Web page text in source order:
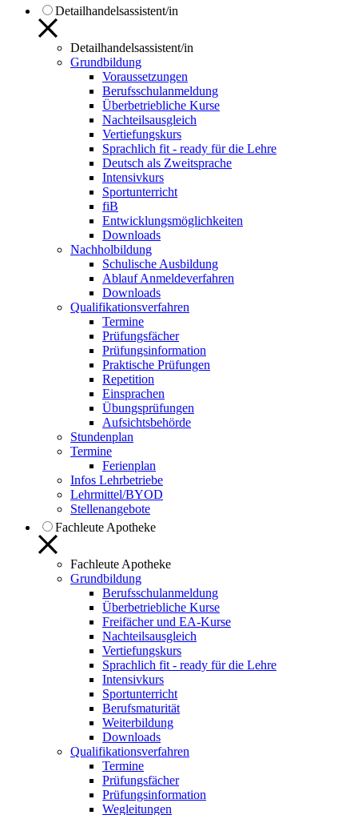
Detailhandelsassistent/in
Detailhandelsassistent/in
Grundbildung
Voraussetzungen
Berufsschulanmeldung
Überbetriebliche Kurse
Nachteilsausgleich
Vertiefungskurs
Sprachlich fit - ready für die Lehre
Deutsch als Zweitsprache
Intensivkurs
Sportunterricht
fiB
Entwicklungsmöglichkeiten
Downloads
Nachholbildung
Schulische Ausbildung
Ablauf Anmeldeverfahren
Downloads
Qualifikationsverfahren
Termine
Prüfungsfächer
Prüfungsinformation
Praktische Prüfungen
Repetition
Einsprachen
Übungsprüfungen
Aufsichtsbehörde
Stundenplan
Termine
Ferienplan
Infos Lehrbetriebe
Lehrmittel/BYOD
Stellenangebote
Fachleute Apotheke
Fachleute Apotheke
Grundbildung
Berufsschulanmeldung
Überbetriebliche Kurse
Freifächer und EA-Kurse
Nachteilsausgleich
Vertiefungskurs
Sprachlich fit - ready für die Lehre
Intensivkurs
Sportunterricht
Berufsmaturität
Weiterbildung
Downloads
Qualifikationsverfahren
Termine
Prüfungsfächer
Prüfungsinformation
Wegleitungen